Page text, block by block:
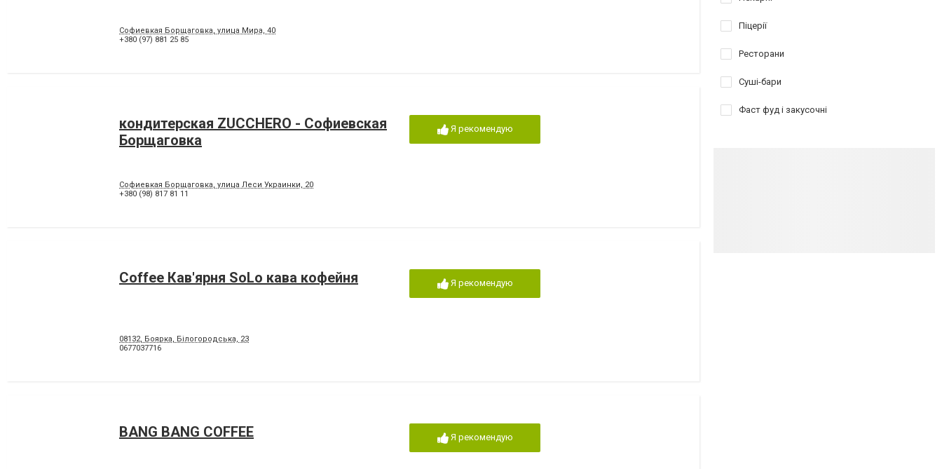
Софиевкая Борщаговка, улица Мира, 40
+380 (97) 881 25 85
кондитерская ZUCCHERO - Софиевская
Борщаговка
Софиевкая Борщаговка, улица Леси Украинки, 20
+380 (98) 817 81 11
Я рекомендую
Coffee Кав'ярня SoLo кава кофейня
08132, Боярка, Білогородська, 23
0677037716
Я рекомендую
BANG BANG COFFEE Я рекомендую
Піцерії
Ресторани
Суші-бари
Фаст фуд і закусочні